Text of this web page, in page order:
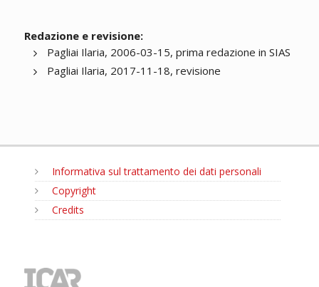
Redazione e revisione:
Pagliai Ilaria, 2006-03-15, prima redazione in SIAS
Pagliai Ilaria, 2017-11-18, revisione
Informativa sul trattamento dei dati personali
Copyright
Credits